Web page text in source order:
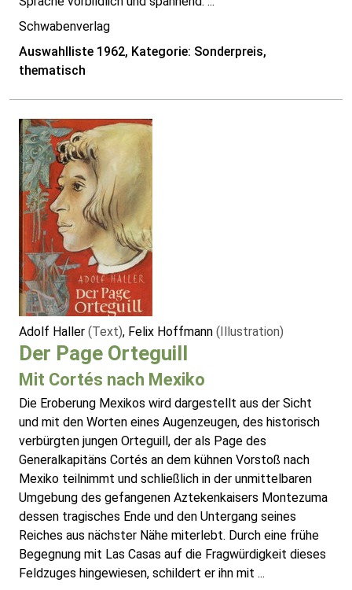
Schwabenverlag
Auswahlliste 1962, Kategorie: Sonderpreis,
thematisch
Adolf Haller (Text), Felix Hoffmann (Illustration)
Der Page Orteguill
Mit Cortés nach Mexiko
Die Eroberung Mexikos wird dargestellt aus der Sicht
und mit den Worten eines Augenzeugen, des historisch
verbürgten jungen Orteguill, der als Page des
Generalkapitäns Cortés an dem kühnen Vorstoß nach
Mexiko teilnimmt und schließlich in der unmittelbaren
Umgebung des gefangenen Aztekenkaisers Montezuma
dessen tragisches Ende und den Untergang seines
Reiches aus nächster Nähe miterlebt. Durch eine frühe
Begegnung mit Las Casas auf die Fragwürdigkeit dieses
Feldzuges hingewiesen, schildert er ihn mit ...